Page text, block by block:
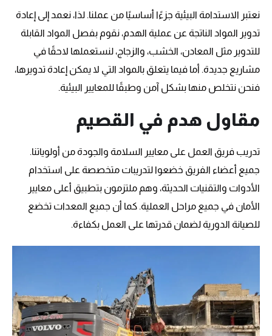
نعتبر الاستدامة البيئية جزءًا أساسيًا من عملنا. لذا، نعمد إلى إعادة
تدوير المواد الناتجة عن عملية الهدم، نقوم بفصل المواد القابلة
للتدوير مثل المعادن، الخشب، والزجاج، لنستعملها لاحقًا في
مشاريع جديدة. أما فيما يتعلق بالمواد التي لا يمكن إعادة تدويرها،
فنحن نتخلص منها بشكل آمن وطبقًا للمعايير البيئية.
مقاول هدم في القصيم
تدريب فريق العمل على معايير السلامة والجودة من أولوياتنا.
جميع أعضاء الفريق خضعوا لتدريبات متخصصة على استخدام
الأدوات والتقنيات الحديثة، وهم ملتزمون بتطبيق أعلى معايير
الأمان في جميع مراحل العملية. كما أن جميع المعدات تخضع
للصيانة الدورية لضمان قدرتها على العمل بكفاءة.